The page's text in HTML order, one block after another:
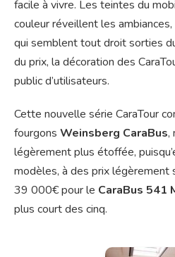
facile à vivre. Les teintes du
couleur réveillent les
qui semblent tout droit sorties
du prix, la décoration des
public d’utilisateurs.
Cette nouvelle série CaraTour
fourgons Weinsberg CaraBus,
légèrement plus étoffée,
modèles, à des prix légèrement
39 000€ pour le CaraBus 541
plus court des cinq.